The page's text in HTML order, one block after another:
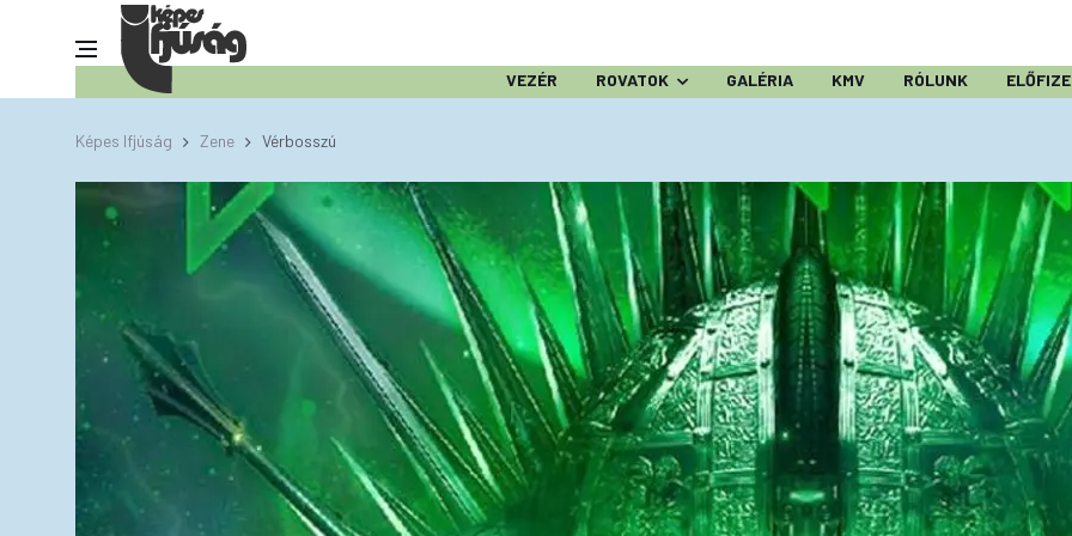
VEZÉR ROVATOK GALÉRIA KMV RÓLUNK
Képes Ifjúság Zene Vérbosszú